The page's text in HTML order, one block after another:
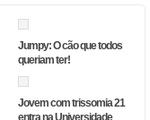
Jumpy: O cão que todos
queriam ter!
Jovem com trissomia 21
entra na Universidade